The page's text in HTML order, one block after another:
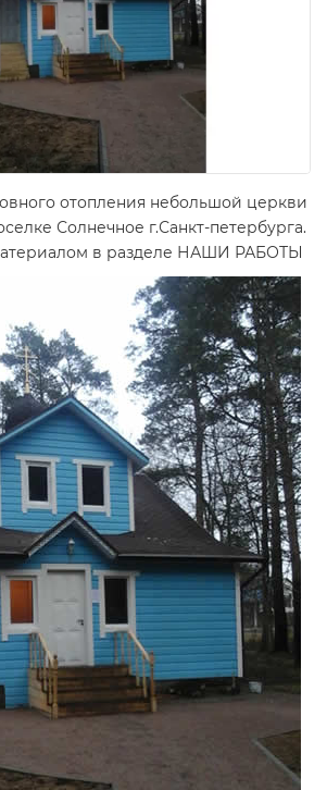
отопления небольшой церкви
Солнечное г.Санкт-петербурга.
в разделе НАШИ РАБОТЫ